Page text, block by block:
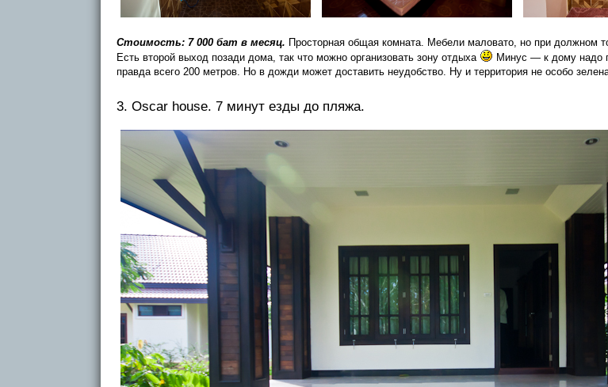
Стоимость: 7 000 бат в месяц. Просторная общая комната. Мебели маловато, но при должном
Есть второй выход позади дома, так что можно организовать зону отдыха
Минус — к дому надо
правда всего 200 метров. Но в дожди может доставить неудобство. Ну и территория не особо
3. Oscar house. 7 минут езды до пляжа.